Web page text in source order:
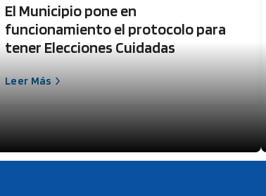
El Municipio pone en
funcionamiento el protocolo para
tener Elecciones Cuidadas
Leer Más